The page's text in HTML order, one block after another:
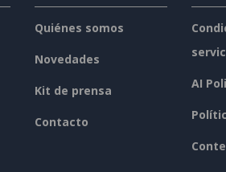
Quiénes somos
Novedades
Kit de prensa
Contacto
AI